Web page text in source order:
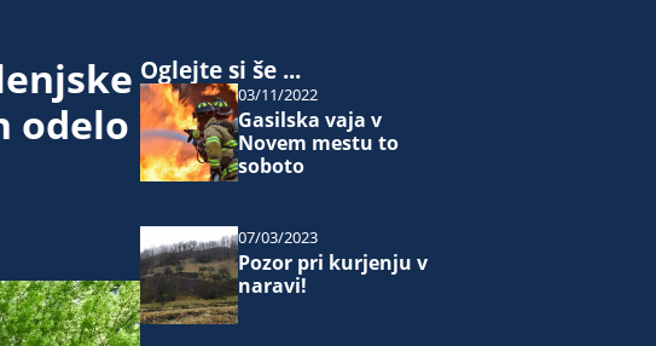
odelo
Oglejte si še ...
Gasilska vaja v
Novem mestu to
soboto
03/11/2022
Pozor pri kurjenju v
naravi!
07/03/2023